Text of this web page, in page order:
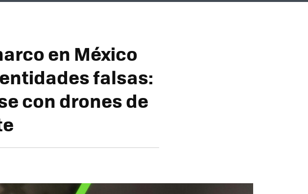
en México
falsas:
con drones de